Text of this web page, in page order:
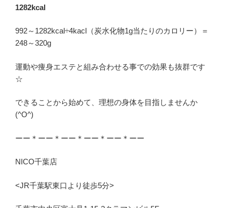
1282kcal
992～1282kcal÷4kacl（炭水化物1g当たりのカロリー）＝
248～320g
運動や痩身エステと組み合わせる事での効果も抜群です
☆
できることから始めて、理想の身体を目指しませんか
(^O^)
ーー＊ーー＊ーー＊ーー＊ーー＊ーー
NICO千葉店
<JR千葉駅東口より徒歩5分>